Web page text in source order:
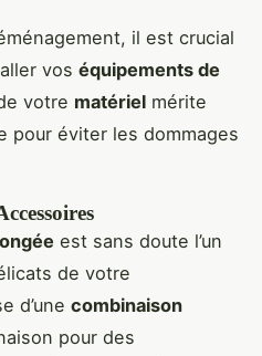
il est crucial
vos équipements de
votre matériel mérite
pour éviter les dommages
est sans doute l’un
de votre
d’une combinaison
pour des